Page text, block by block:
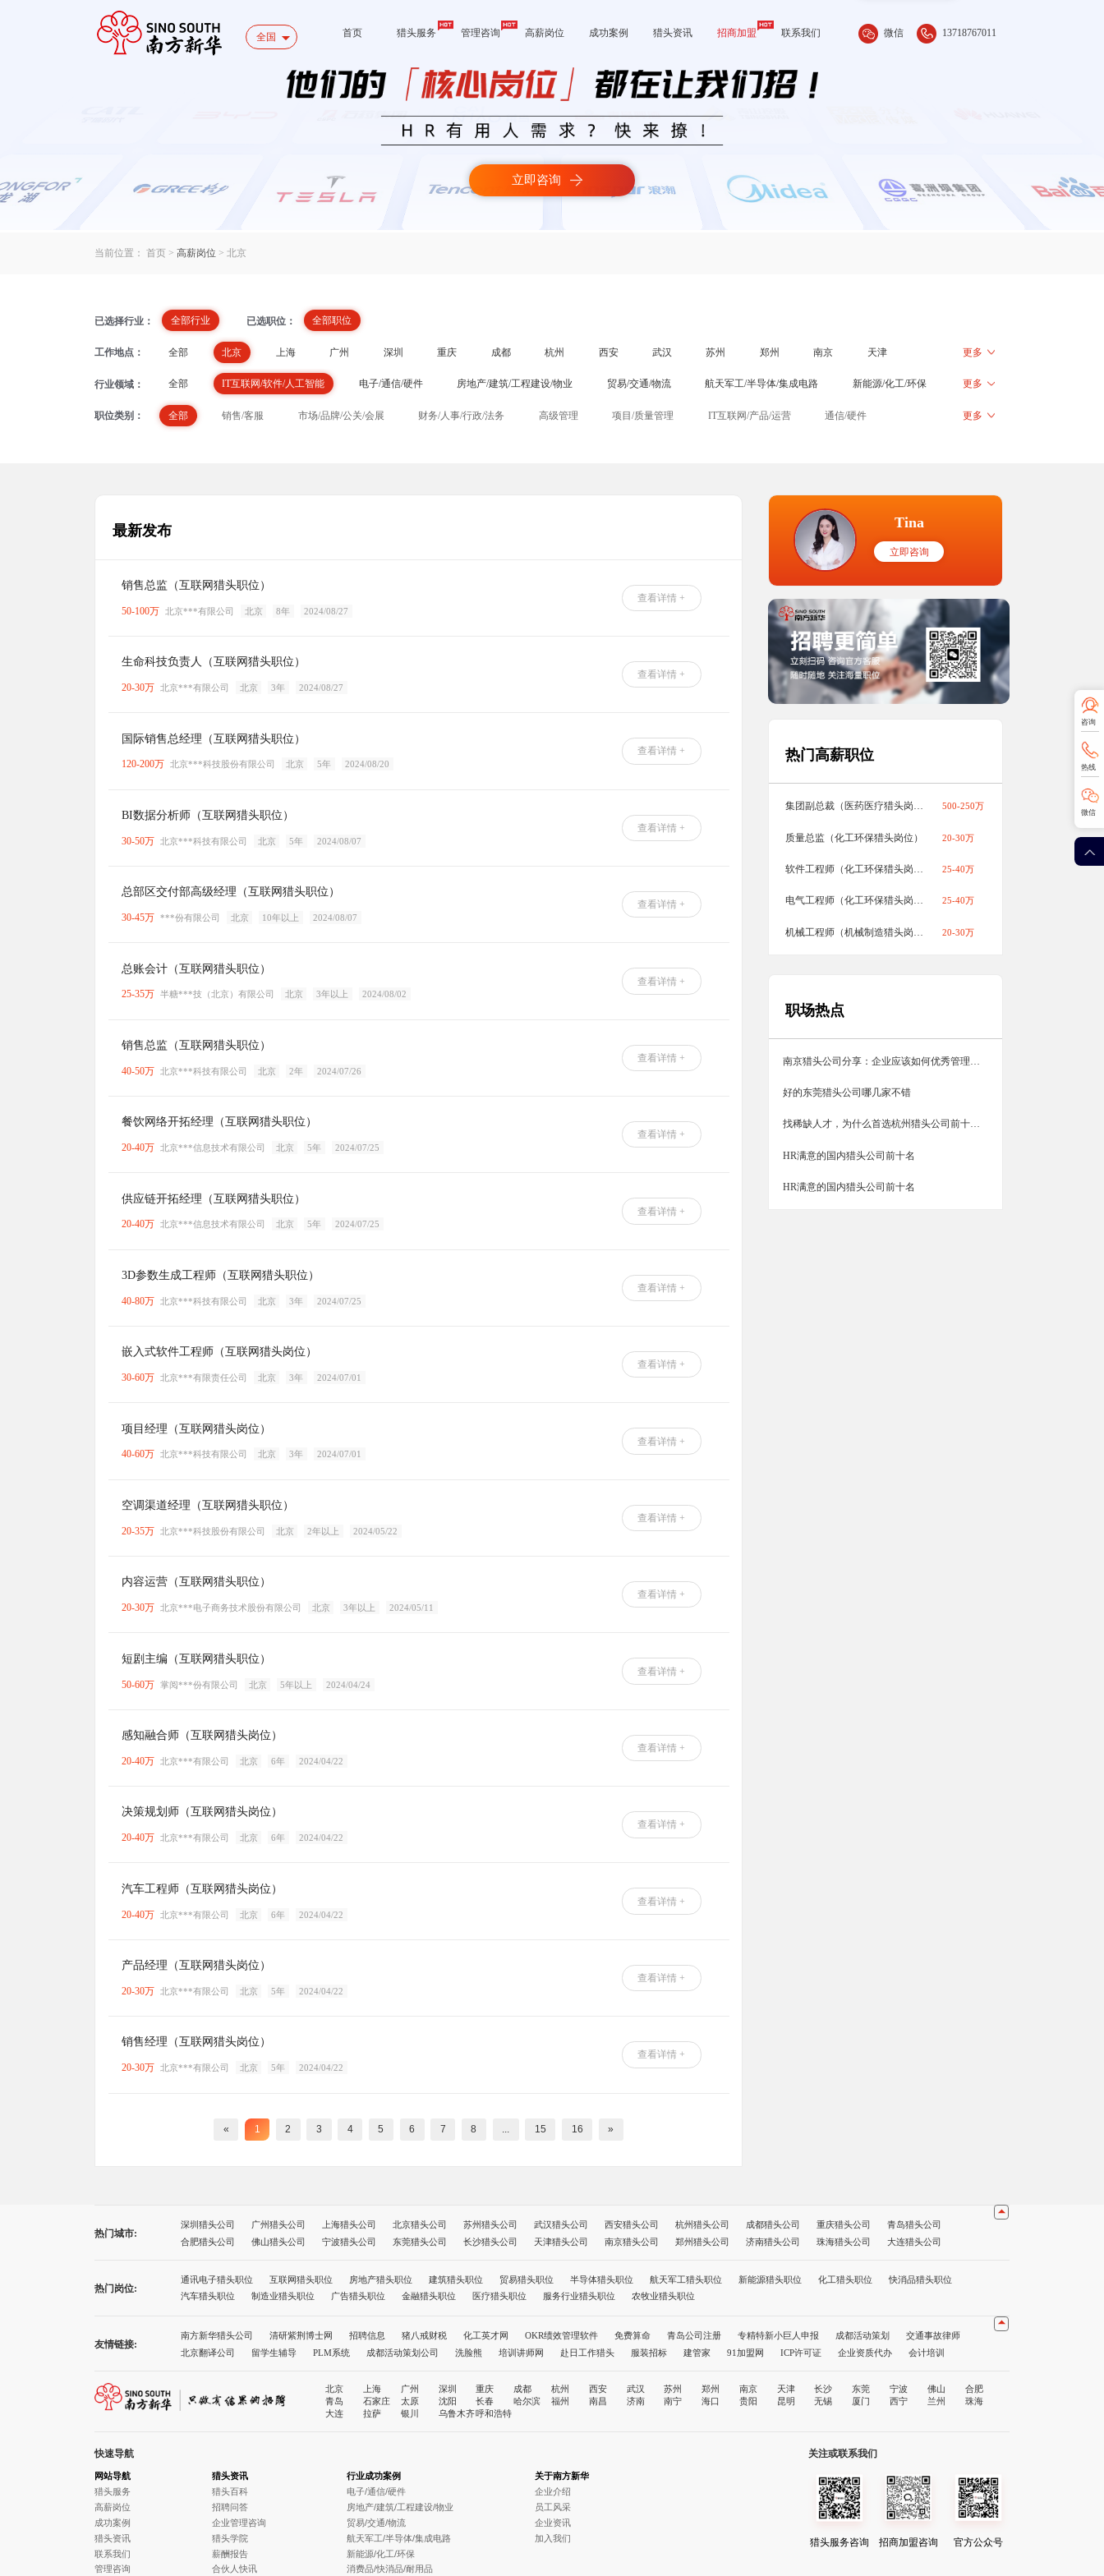
全国 首页 猎头服务 管理咨询 高薪岗位 成功案例 猎头资讯 招商加盟 联系我们 微信 13718767011
立即咨询
当前位置：首页 >高薪岗位 >北京
已选择行业： 全部行业 已选职位： 全部职位
工作地点： 全部 北京 上海 广州 深圳 重庆 成都 杭州 西安 武汉 苏州 郑州 南京 天津
长沙 东莞 宁波 佛山 合肥 青岛 石家庄 太原 沈阳 长春 哈尔滨 福州 南昌 济南
南宁 海口 昆明 无锡 厦门 西宁 兰州 珠海 大连 拉萨 银川 乌鲁木齐
更多
行业领域： 全部 IT互联网/软件/人工智能 电子/通信/硬件 房地产/建筑/工程建设/物业 贸易/交通/物流 航天军工/半导体/集成电路 新能源/化工/环保
消费品/快消品/耐用品 汽车/机械/制造 广告/传媒/教育/文化 医疗器械 服务业 政府/农林牧渔 其他行业
更多
职位类别： 全部 销售/客服 市场/品牌/公关/会展 财务/人事/行政/法务 高级管理 项目/质量管理 IT互联网/产品/运营 通信/硬件 更多
最新发布
销售总监（互联网猎头职位）
50-100万 北京***有限公司 北京 8年 2024/08/27
查看详情 +
生命科技负责人（互联网猎头职位）
20-30万 北京***有限公司 北京 3年 2024/08/27
查看详情 +
国际销售总经理（互联网猎头职位）
120-200万 北京***科技股份有限公司 北京 5年 2024/08/20
查看详情 +
BI数据分析师（互联网猎头职位）
30-50万 北京***科技有限公司 北京 5年 2024/08/07
查看详情 +
总部区交付部高级经理（互联网猎头职位）
30-45万 ***份有限公司 北京 10年以上 2024/08/07
查看详情 +
总账会计（互联网猎头职位）
25-35万 半糖***技（北京）有限公司 北京 3年以上 2024/08/02
查看详情 +
销售总监（互联网猎头职位）
40-50万 北京***科技有限公司 北京 2年 2024/07/26
查看详情 +
餐饮网络开拓经理（互联网猎头职位）
20-40万 北京***信息技术有限公司 北京 5年 2024/07/25
查看详情 +
供应链开拓经理（互联网猎头职位）
20-40万 北京***信息技术有限公司 北京 5年 2024/07/25
查看详情 +
3D参数生成工程师（互联网猎头职位）
40-80万 北京***科技有限公司 北京 3年 2024/07/25
查看详情 +
嵌入式软件工程师（互联网猎头岗位）
30-60万 北京***有限责任公司 北京 3年 2024/07/01
查看详情 +
项目经理（互联网猎头岗位）
40-60万 北京***科技有限公司 北京 3年 2024/07/01
查看详情 +
空调渠道经理（互联网猎头职位）
20-35万 北京***科技股份有限公司 北京 2年以上 2024/05/22
查看详情 +
内容运营（互联网猎头职位）
20-30万 北京***电子商务技术股份有限公司 北京 3年以上 2024/05/11
查看详情 +
短剧主编（互联网猎头职位）
50-60万 掌阅***份有限公司 北京 5年以上 2024/04/24
查看详情 +
感知融合师（互联网猎头岗位）
20-40万 北京***有限公司 北京 6年 2024/04/22
查看详情 +
决策规划师（互联网猎头岗位）
20-40万 北京***有限公司 北京 6年 2024/04/22
查看详情 +
汽车工程师（互联网猎头岗位）
20-40万 北京***有限公司 北京 6年 2024/04/22
查看详情 +
产品经理（互联网猎头岗位）
20-30万 北京***有限公司 北京 5年 2024/04/22
查看详情 +
销售经理（互联网猎头岗位）
20-30万 北京***有限公司 北京 5年 2024/04/22
查看详情 +
« 1 2 3 4 5 6 7 8 ... 15 16 »
Tina
立即咨询
热门高薪职位
集团副总裁（医药医疗猎头岗位） 500-250万
质量总监（化工环保猎头岗位） 20-30万
软件工程师（化工环保猎头岗位） 25-40万
电气工程师（化工环保猎头岗位） 25-40万
20-30万
职场热点
好的东莞猎头公司哪几家不错
找稀缺人才，为什么首选杭州猎头公司前十名？
HR满意的国内猎头公司前十名
HR满意的国内猎头公司前十名
热门城市:
深圳猎头公司 广州猎头公司 上海猎头公司 北京猎头公司 苏州猎头公司 武汉猎头公司 西安猎头公司 杭州猎头公司 成都猎头公司 重庆猎头公司
青岛猎头公司
合肥猎头公司
佛山猎头公司 宁波猎头公司 东莞猎头公司 长沙猎头公司 天津猎头公司 南京猎头公司 郑州猎头公司 济南猎头公司 珠海猎头公司
大连猎头公司
厦门猎头公司
西宁猎头公司 兰州猎头公司 拉萨猎头公司 银川猎头公司 乌鲁木齐猎头公司 呼和浩特猎头公司 成都猎头公司前十名 重庆猎头公司前十名
深圳猎头公司前十名
广州猎头公司前十名
上海猎头公司前十名 北京猎头公司前十名
热门岗位:
通讯电子猎头职位 互联网猎头职位 房地产猎头职位 建筑猎头职位 贸易猎头职位 半导体猎头职位 航天军工猎头职位 新能源猎头职位 化工猎头职位
快消品猎头职位
汽车猎头职位
制造业猎头职位 广告猎头职位 金融猎头职位 医疗猎头职位 服务行业猎头职位 农牧业猎头职位
友情链接:
南方新华猎头公司 清研紫荆博士网 招聘信息 猪八戒财税 化工英才网 OKR绩效管理软件 免费算命 青岛公司注册 专精特新小巨人申报 成都活动策划
交通事故律师
北京翻译公司
留学生辅导 PLM系统 成都活动策划公司 洗脸熊 培训讲师网 赴日工作猎头 服装招标 建管家 91加盟网 ICP许可证 企业资质代办
会计培训
北京
上海 广州 深圳 重庆 成都 杭州 西安 武汉 苏州 郑州 南京 天津 长沙 东莞 宁波 佛山
合肥
青岛
石家庄 太原 沈阳 长春 哈尔滨 福州 南昌 济南 南宁 海口 贵阳 昆明 无锡 厦门 西宁 兰州
珠海
大连
拉萨 银川 乌鲁木齐呼和浩特
快速导航
网站导航
猎头服务
高薪岗位
成功案例
猎头资讯
联系我们
管理咨询
猎头资讯
猎头百科
招聘问答
企业管理咨询
猎头学院
薪酬报告
合伙人快讯
行业成功案例
电子/通信/硬件
房地产/建筑/工程建设/物业
贸易/交通/物流
航天军工/半导体/集成电路
新能源/化工/环保
消费品/快消品/耐用品
关于南方新华
企业介绍
员工风采
企业资讯
加入我们
关注或联系我们
猎头服务咨询 招商加盟咨询 官方公众号
咨询
热线
微信